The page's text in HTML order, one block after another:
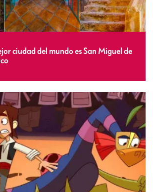
ciudad del mundo es San Miguel de